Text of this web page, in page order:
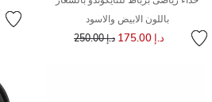
باللون الابيض والاسود
د.إ 175.00 سعر مخفض مند.إ 250.00